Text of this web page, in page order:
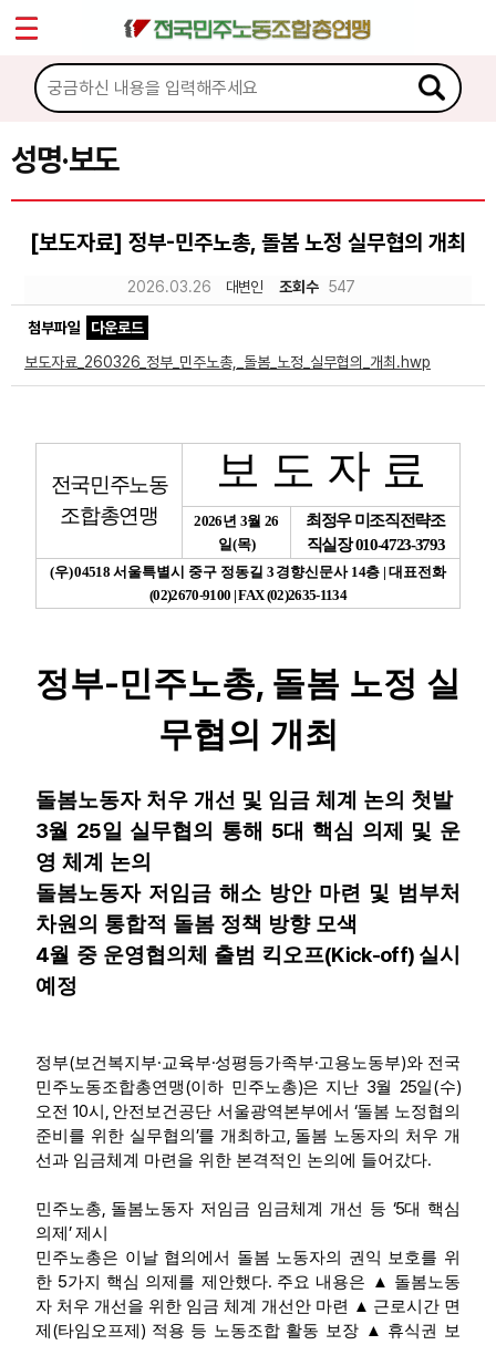
성명·보도
[보도자료] 정부-민주노총, 돌봄 노정 실무협의 개최
2026.03.26 대변인 조회수 547
첨부파일
다운로드
보도자료_260326_정부_민주노총,_돌봄_노정_실무협의_개최.hwp
전국민주노동
조합총연맹
보 도 자 료
2026년 3월 26
일(목)
최정우 미조직전략조
직실장010-4723-3793
(우) 04518 서울특별시 중구 정동길 3 경향신문사 14층 | 대표전화
(02)2670-9100 | FAX (02)2635-1134
정부-민주노총, 돌봄 노정 실
무협의 개최
돌봄노동자 처우 개선 및 임금 체계 논의 첫발
3월 25일 실무협의 통해 5대 핵심 의제 및 운
영 체계 논의
돌봄노동자 저임금 해소 방안 마련 및 범부처
차원의 통합적 돌봄 정책 방향 모색
4월 중 운영협의체 출범 킥오프(Kick-off) 실시
예정
정부(보건복지부·교육부·성평등가족부·고용노동부)와 전국
민주노동조합총연맹(이하 민주노총)은 지난 3월 25일(수)
오전10시 , 안전보건공단 서울광역본부에서 ‘돌봄 노정협의
준비를 위한 실무협의 ’를 개최하고, 돌봄 노동자의 처우 개
선과 임금체계 마련을 위한 본격적인 논의에 들어갔다.
민주노총, 돌봄노동자 저임금 임금체계 개선 등 ‘5대 핵심
의제 ’제시
민주노총은 이날 협의에서 돌봄 노동자의 권익 보호를 위
한 5가지 핵심 의제를 제안했다. 주요 내용은 ▲ 돌봄노동
자 처우 개선을 위한 임금 체계 개선안 마련
▲ 근로시간 면
제 (타임오프제 ) 적용 등 노동조합 활동 보장 ▲ 휴식권 보
마이페이지
소개
소식
공지사항
성명·보도
노동상담
부설기관
Sketchbook5, 스케치북5
Sketchbook5, 스케치북5